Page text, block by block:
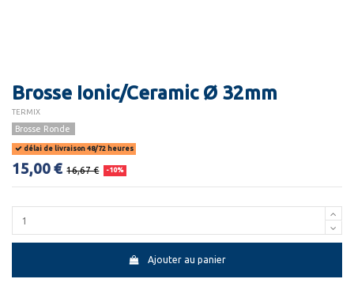
Brosse Ionic/Ceramic Ø 32mm
TERMIX
Brosse Ronde
délai de livraison 48/72 heures
15,00 € 16,67 € -10%
Ajouter au panier